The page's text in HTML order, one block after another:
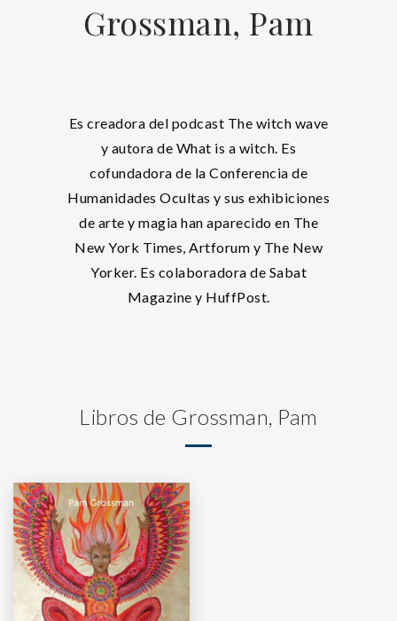
Grossman, Pam
Es creadora del podcast The witch wave
y autora de What is a witch. Es
cofundadora de la Conferencia de
Humanidades Ocultas y sus exhibiciones
de arte y magia han aparecido en The
New York Times, Artforum y The New
Yorker. Es colaboradora de Sabat
Magazine y HuffPost.
Libros de Grossman, Pam